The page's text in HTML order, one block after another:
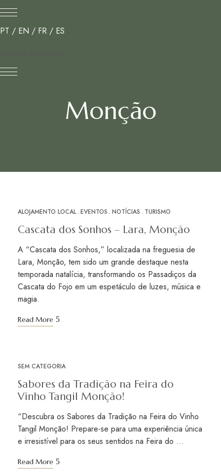
PT / EN / FR / ES
Monção
DEZ
ALOJAMENTO LOCAL EVENTOS NOTÍCIAS TURISMO
Cascata dos Sonhos – Lara, Monção
A “Cascata dos Sonhos,” localizada na freguesia de
Lara, Monção, tem sido um grande destaque nesta
temporada natalícia, transformando os Passadiços da
Cascata do Fojo em um espetáculo de luzes, música e
magia.
Read More
MAI
SEM CATEGORIA
Sabores da Tradição na Feira do
Vinho Tangil Monção!
“Descubra os Sabores da Tradição na Feira do Vinho
Tangil Monção! Prepare-se para uma experiência única
e irresistível para os seus sentidos na Feira do …
Read More